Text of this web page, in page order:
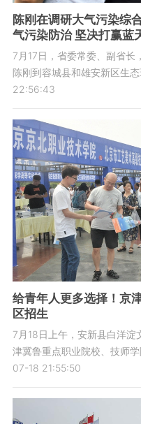
陈刚在调研大气污染综
气污染防治 坚决打赢蓝
7月17日，省委常委、副省
陈刚到容城县和雄安新区生态
22:56:43
给青年人更多选择！京
区招生
7月18日上午，安新县白洋
津冀鲁重点职业院校、技师
07-18 21:55:50